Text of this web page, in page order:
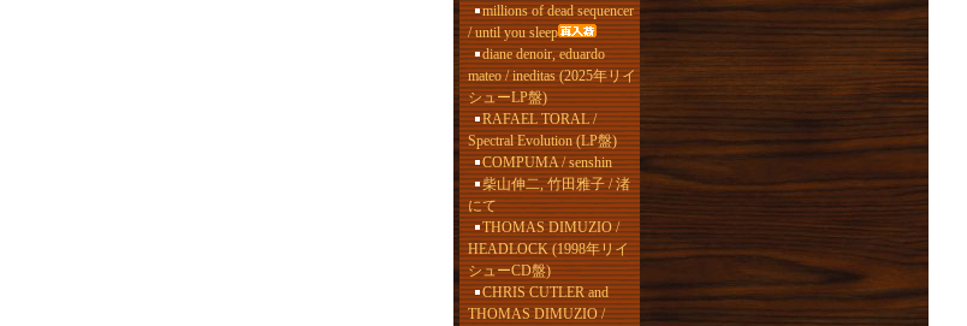
millions of dead sequencer
/ until you sleep
diane denoir, eduardo
mateo / ineditas (2025年リイ
シューLP盤)
RAFAEL TORAL /
Spectral Evolution (LP盤)
COMPUMA / senshin
柴山伸二, 竹田雅子 / 渚
にて
THOMAS DIMUZIO /
HEADLOCK (1998年リイ
シューCD盤)
CHRIS CUTLER and
THOMAS DIMUZIO /